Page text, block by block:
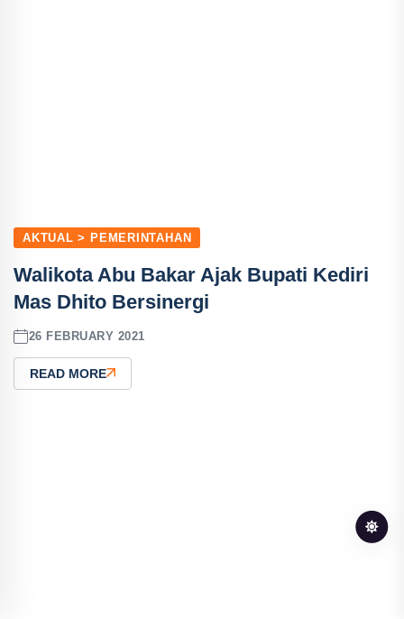
AKTUAL > PEMERINTAHAN
Walikota Abu Bakar Ajak Bupati Kediri
Mas Dhito Bersinergi
26 FEBRUARY 2021
READ MORE